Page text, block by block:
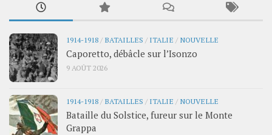
1914-1918/ BATAILLES / ITALIE / NOUVELLE
Caporetto, débâcle sur l’Isonzo
9 AOÛT 2026
1914-1918/ BATAILLES / ITALIE / NOUVELLE
Bataille du Solstice, fureur sur le Monte
Grappa